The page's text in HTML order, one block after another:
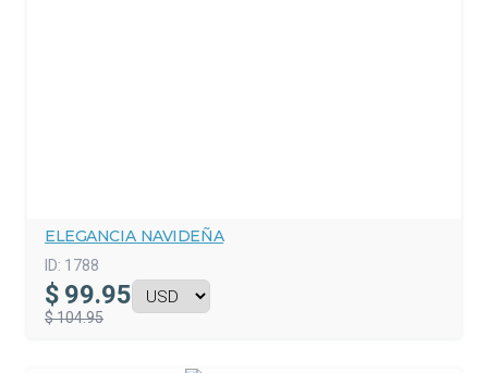
ELEGANCIA NAVIDEÑA
ID: 1788
$ 99.95
$ 104.95